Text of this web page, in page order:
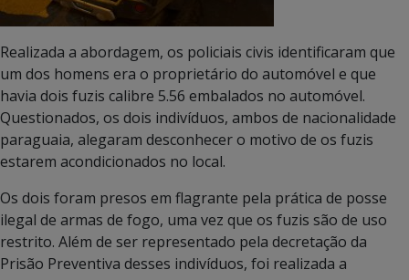
Realizada a abordagem, os policiais civis identificaram que
um dos homens era o proprietário do automóvel e que
havia dois fuzis calibre 5.56 embalados no automóvel.
Questionados, os dois indivíduos, ambos de nacionalidade
paraguaia, alegaram desconhecer o motivo de os fuzis
estarem acondicionados no local.
Os dois foram presos em flagrante pela prática de posse
ilegal de armas de fogo, uma vez que os fuzis são de uso
restrito. Além de ser representado pela decretação da
Prisão Preventiva desses indivíduos, foi realizada a